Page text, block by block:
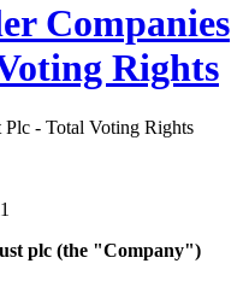
Companies
Rights
- Total Voting Rights
plc (the "Company")